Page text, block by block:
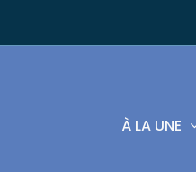
À LA UNE